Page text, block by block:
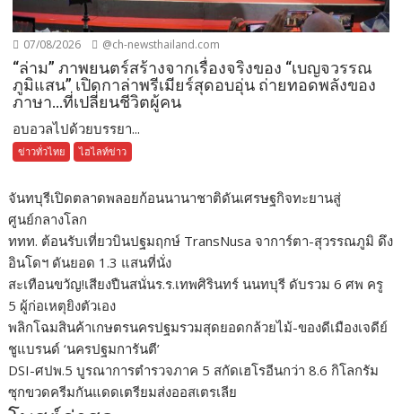
07/08/2026 @ch-newsthailand.com
“ล่าม” ภาพยนตร์สร้างจากเรื่องจริงของ “เบญจวรรณ
ภูมิแสน” เปิดกาล่าพรีเมียร์สุดอบอุ่น ถ่ายทอดพลังของ
ภาษา…ที่เปลี่ยนชีวิตผู้คน
อบอวลไปด้วยบรรยา...
ข่าวทั่วไทย ไฮไลท์ข่าว
จันทบุรีเปิดตลาดพลอยก้อนนานาชาติดันเศรษฐกิจทะยานสู่
ศูนย์กลางโลก
ททท. ต้อนรับเที่ยวบินปฐมฤกษ์ TransNusa จาการ์ตา-สุวรรณภูมิ ดึง
อินโดฯ ดันยอด 1.3 แสนที่นั่ง
สะเทือนขวัญ!เสียงปืนสนั่นร.ร.เทพศิรินทร์ นนทบุรี ดับรวม 6 ศพ ครู
5 ผู้ก่อเหตุยิงตัวเอง
พลิกโฉมสินค้าเกษตรนครปฐมรวมสุดยอดกล้วยไม้-ของดีเมืองเจดีย์
ชูแบรนด์ ‘นครปฐมการันตี’
DSI-ศปพ.5 บูรณาการตำรวจภาค 5 สกัดเฮโรอีนกว่า 8.6 กิโลกรัม
ซุกขวดครีมกันแดดเตรียมส่งออสเตรเลีย